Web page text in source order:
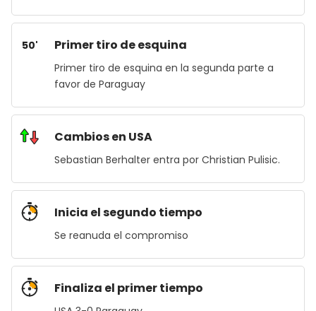
50' Primer tiro de esquina
Primer tiro de esquina en la segunda parte a
favor de Paraguay
Cambios en USA
Sebastian Berhalter entra por Christian Pulisic.
Inicia el segundo tiempo
Se reanuda el compromiso
Finaliza el primer tiempo